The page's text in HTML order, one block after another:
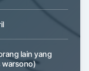
lain yang
warsono)